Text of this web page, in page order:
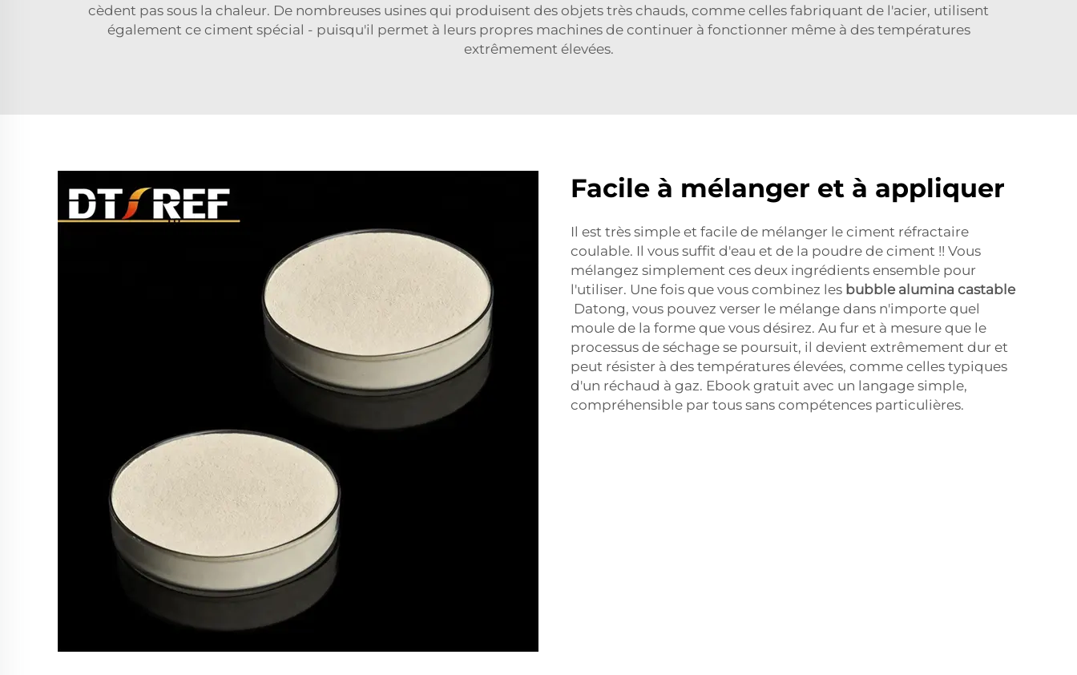
cèdent pas sous la chaleur. De nombreuses usines qui produisent des objets très chauds, comme celles fabriquant de l'acier, utilisent
également ce ciment spécial - puisqu'il permet à leurs propres machines de continuer à fonctionner même à des températures
extrêmement élevées.
Facile à mélanger et à appliquer
Il est très simple et facile de mélanger le ciment réfractaire
coulable. Il vous suffit d'eau et de la poudre de ciment !! Vous
mélangez simplement ces deux ingrédients ensemble pour
l'utiliser. Une fois que vous combinez les bubble alumina castable
Datong, vous pouvez verser le mélange dans n'importe quel
moule de la forme que vous désirez. Au fur et à mesure que le
processus de séchage se poursuit, il devient extrêmement dur et
peut résister à des températures élevées, comme celles typiques
d'un réchaud à gaz. Ebook gratuit avec un langage simple,
compréhensible par tous sans compétences particulières.